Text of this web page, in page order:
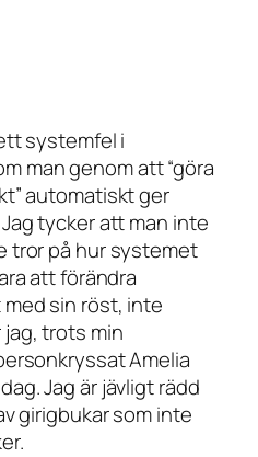
systemfel i
man genom att “göra
automatiskt ger
tycker att man inte
tror på hur systemet
att förändra
sin röst, inte
trots min
Amelia
Jag är jävligt rädd
girigbukar som inte